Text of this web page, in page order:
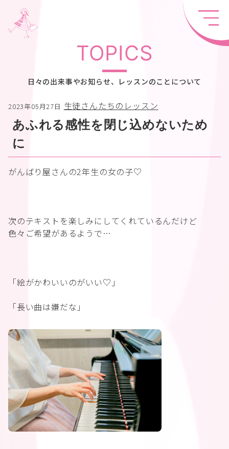
TOPICS
日々の出来事やお知らせ、レッスンのことについて
2023年05月27日 生徒さんたちのレッスン
あふれる感性を閉じ込めないため
に
がんばり屋さんの2年生の女の子♡
次のテキストを楽しみにしてくれているんだけど
色々ご希望があるようで…
「絵がかわいいのがいい♡」
「長い曲は嫌だな」